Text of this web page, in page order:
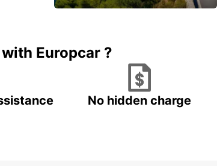
Europcar ?
No hidden charge